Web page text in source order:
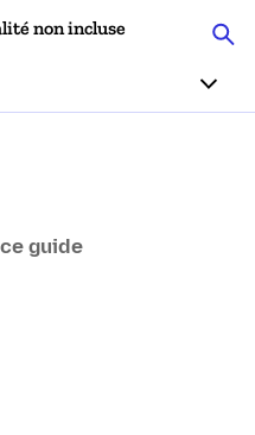
non incluse
guide